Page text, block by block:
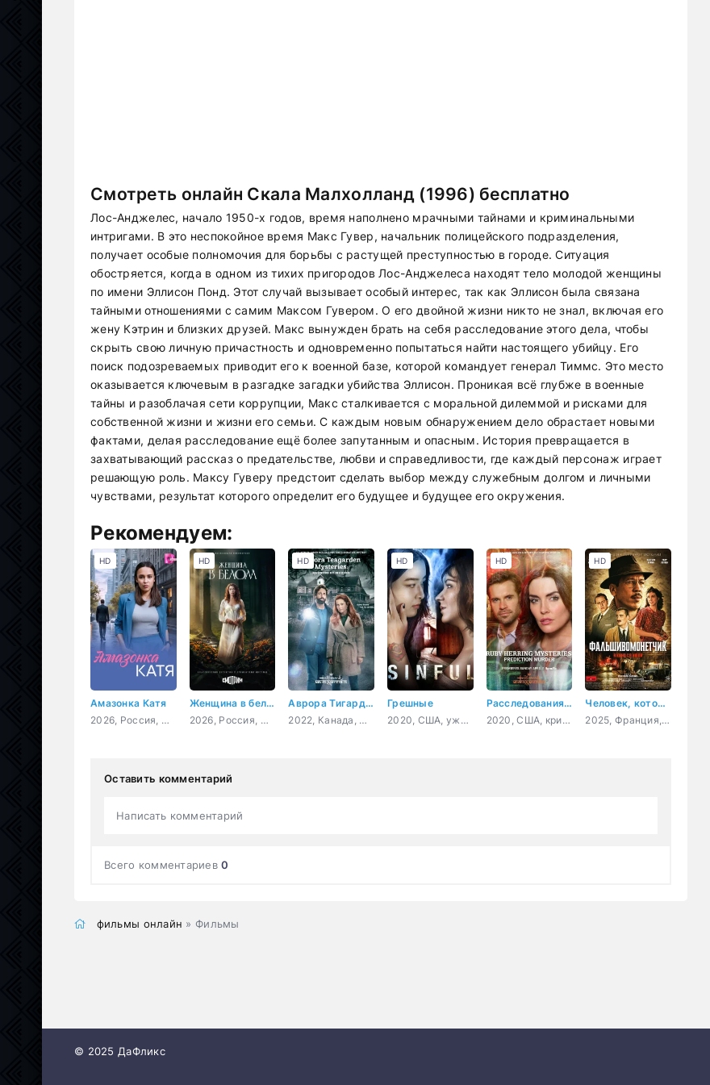
Смотреть онлайн Скала Малхолланд (1996) бесплатно
Лос-Анджелес, начало 1950-х годов, время наполнено мрачными тайнами и криминальными
интригами. В это неспокойное время Макс Гувер, начальник полицейского подразделения,
получает особые полномочия для борьбы с растущей преступностью в городе. Ситуация
обостряется, когда в одном из тихих пригородов Лос-Анджелеса находят тело молодой женщины
по имени Эллисон Понд. Этот случай вызывает особый интерес, так как Эллисон была связана
тайными отношениями с самим Максом Гувером. О его двойной жизни никто не знал, включая его
жену Кэтрин и близких друзей. Макс вынужден брать на себя расследование этого дела, чтобы
скрыть свою личную причастность и одновременно попытаться найти настоящего убийцу. Его
поиск подозреваемых приводит его к военной базе, которой командует генерал Тиммс. Это место
оказывается ключевым в разгадке загадки убийства Эллисон. Проникая всё глубже в военные
тайны и разоблачая сети коррупции, Макс сталкивается с моральной дилеммой и рисками для
собственной жизни и жизни его семьи. С каждым новым обнаружением дело обрастает новыми
фактами, делая расследование ещё более запутанным и опасным. История превращается в
захватывающий рассказ о предательстве, любви и справедливости, где каждый персонаж играет
решающую роль. Максу Гуверу предстоит сделать выбор между служебным долгом и личными
чувствами, результат которого определит его будущее и будущее его окружения.
Рекомендуем:
Амазонка Катя
2026, Россия, мелодрама
HD
Женщина в белом
2026, Россия, мелодрама, детектив
HD
Аврора Тигарден: дом с привидением
2022, Канада, США, криминал, детектив
HD
Грешные
2020, США, ужасы, триллер
HD
Расследования Руби Херринг: Предсказание убийства
2020, США, криминал, детектив
HD
Человек, который рисовал деньги
2025, Франция, драма, криминал, биография
HD
Оставить комментарий
Написать комментарий
Всего комментариев0
фильмы онлайн » Фильмы
© 2025 ДаФликс